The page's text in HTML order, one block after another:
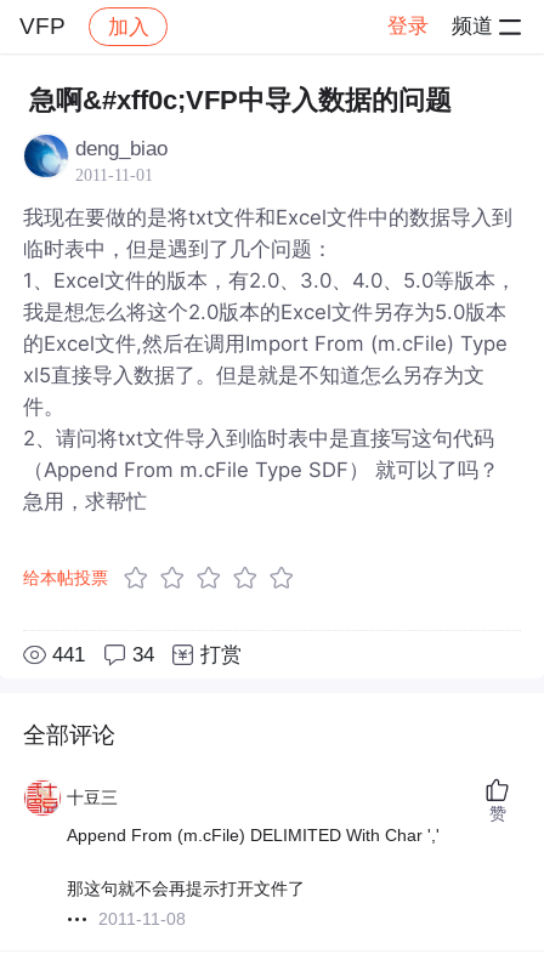
VFP 加入 登录 频道
社区 VFP 帖子详情
急啊&#xff0c;VFP中导入数据的问题
deng_biao
2011-11-01
我现在要做的是将txt文件和Excel文件中的数据导入到
临时表中，但是遇到了几个问题：
1、Excel文件的版本，有2.0、3.0、4.0、5.0等版本，
我是想怎么将这个2.0版本的Excel文件另存为5.0版本
的Excel文件,然后在调用Import From (m.cFile) Type
xl5直接导入数据了。但是就是不知道怎么另存为文
件。
2、请问将txt文件导入到临时表中是直接写这句代码
（Append From m.cFile Type SDF） 就可以了吗？
急用，求帮忙
给本帖投票
441 34 打赏
全部评论
十豆三
Append From (m.cFile) DELIMITED With Char ','
那这句就不会再提示打开文件了
2011-11-08
赞